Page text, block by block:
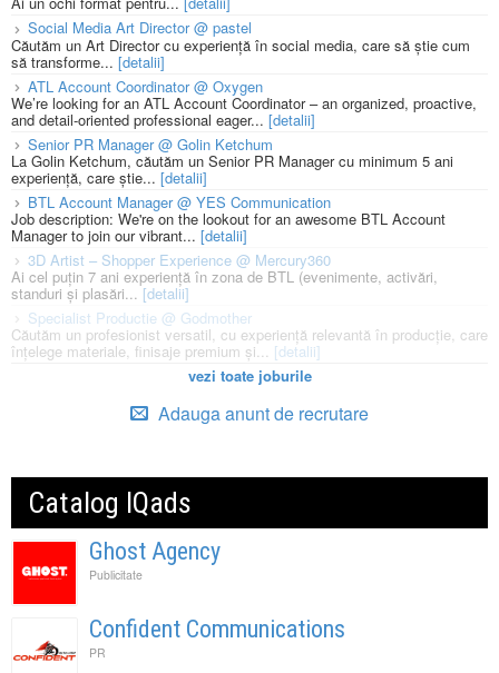
Social Media Art Director @ pastel
Căutăm un Art Director cu experiență în social media, care să știe cum
să transforme... [detalii]
ATL Account Coordinator @ Oxygen
We’re looking for an ATL Account Coordinator – an organized, proactive,
and detail-oriented professional eager... [detalii]
Senior PR Manager @ Golin Ketchum
La Golin Ketchum, căutăm un Senior PR Manager cu minimum 5 ani
experiență, care știe... [detalii]
BTL Account Manager @ YES Communication
Job description: We're on the lookout for an awesome BTL Account
Manager to join our vibrant... [detalii]
3D Artist – Shopper Experience @ Mercury360
Ai cel puțin 7 ani experiență în zona de BTL (evenimente, activări,
standuri și plasări...[detalii]
Specialist Productie @ Godmother
Căutăm un profesionist versatil, cu experiență relevantă în producție, care
înțelege materiale, finisaje premium și... [detalii]
vezi toate joburile
Adauga anunt de recrutare
Catalog IQads
Ghost Agency
Publicitate
Confident Communications
PR